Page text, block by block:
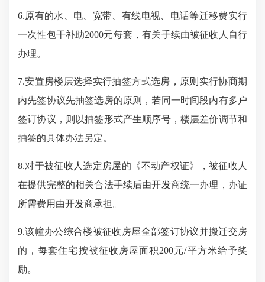
6.原有的水、电、宽带、有线电视、电话等迁移费实行
一次性包干补助2000元每套，有关手续由被征收人自行
办理。
7.安置房楼层选择实行抽签方式选房，原则实行协商期
内先签协议先抽签选房的原则，若同一时间段内有多户
签订协议，则以抽签形式产生顺序号，楼层差价调节和
抽签的具体办法另定。
8.对于被征收人选定房屋的《不动产权证》，被征收人
在提供完整的相关合法手续后由开发商统一办理，办证
所需费用由开发商承担。
9.该幢办公综合楼被征收房屋全部签订协议并搬迁交房
的，每套住宅按被征收房屋面积200元/平方米给予奖
励。